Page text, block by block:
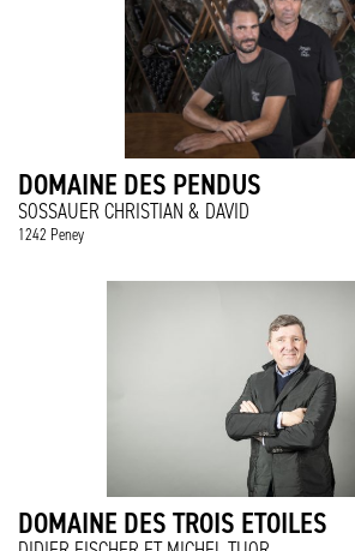
DOMAINE DES PENDUS
SOSSAUER CHRISTIAN & DAVID
1242 Peney
DOMAINE DES TROIS ETOILES